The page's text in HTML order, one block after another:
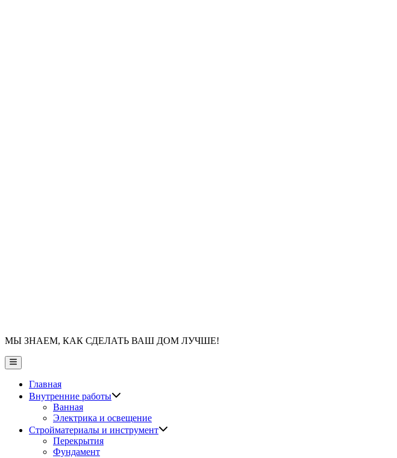
МЫ ЗНАЕМ, КАК СДЕЛАТЬ ВАШ ДОМ ЛУЧШЕ!
Главное
меню
Главная
Внутренние работы
Ванная
Электрика и освещение
Стройматериалы и инструмент
Перекрытия
Фундамент